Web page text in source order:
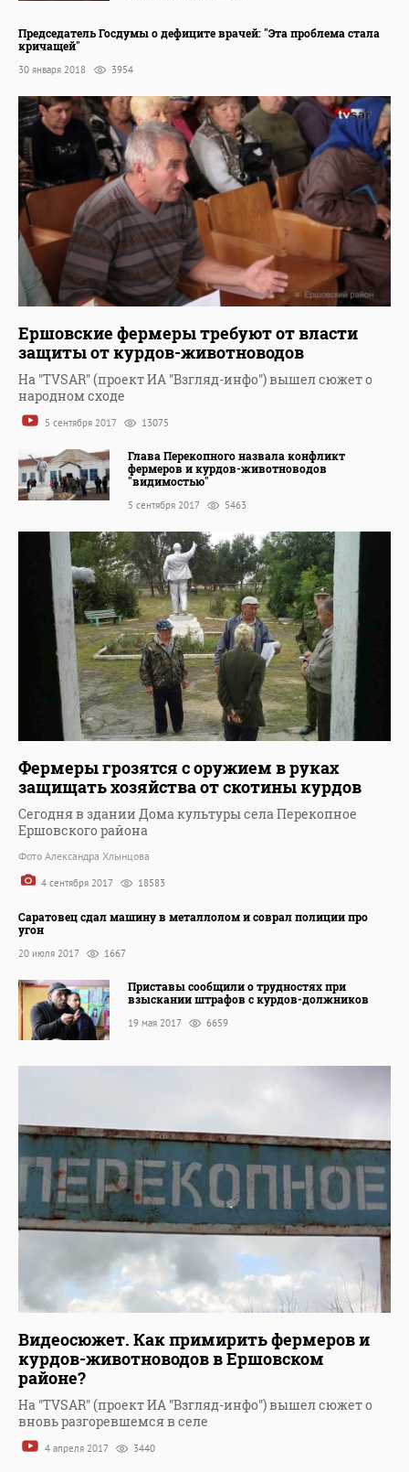
Председатель Госдумы о дефиците врачей: "Эта проблема стала
кричащей"
30 января 2018 3954
Ершовские фермеры требуют от власти
защиты от курдов-животноводов
На "TVSAR" (проект ИА "Взгляд-инфо") вышел сюжет о
народном сходе
5 сентября 2017 13075
Глава Перекопного назвала конфликт
фермеров и курдов-животноводов
"видимостью"
5 сентября 2017 5463
Фермеры грозятся с оружием в руках
защищать хозяйства от скотины курдов
Сегодня в здании Дома культуры села Перекопное
Ершовского района
Фото Александра Хлынцова
4 сентября 2017 18583
Саратовец сдал машину в металлолом и соврал полиции про
угон
20 июля 2017 1667
Приставы сообщили о трудностях при
взыскании штрафов с курдов-должников
19 мая 2017 6659
Видеосюжет. Как примирить фермеров и
курдов-животноводов в Ершовском
районе?
На "TVSAR" (проект ИА "Взгляд-инфо") вышел сюжет о
вновь разгоревшемся в селе
4 апреля 2017 3440